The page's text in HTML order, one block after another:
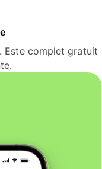
Este complet gratuit